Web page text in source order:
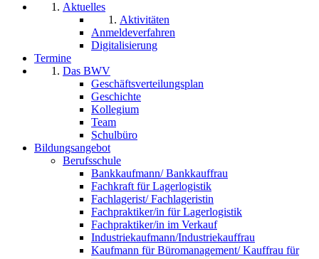
Aktuelles
Aktivitäten
Anmeldeverfahren
Digitalisierung
Termine
Das BWV
Geschäftsverteilungsplan
Geschichte
Kollegium
Team
Schulbüro
Bildungsangebot
Berufsschule
Bankkaufmann/ Bankkauffrau
Fachkraft für Lagerlogistik
Fachlagerist/ Fachlageristin
Fachpraktiker/in für Lagerlogistik
Fachpraktiker/in im Verkauf
Industriekaufmann/Industriekauffrau
Kaufmann für Büromanagement/ Kauffrau für